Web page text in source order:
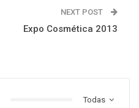
NEXT POST
Expo Cosmética 2013
Todas